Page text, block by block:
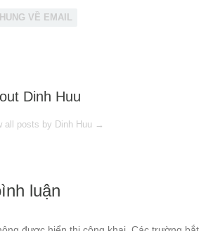
VỀ EMAIL
Dinh Huu
all posts by Dinh Huu →
luận